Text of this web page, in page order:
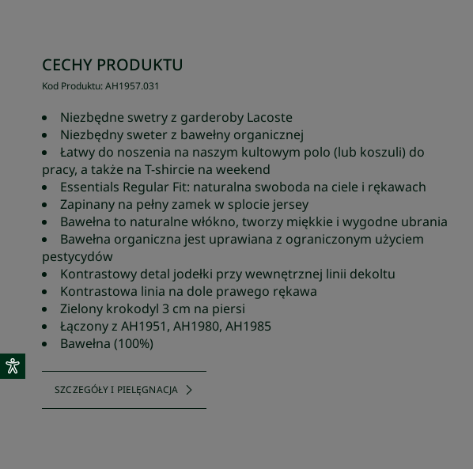
CECHY PRODUKTU
Kod Produktu:AH1957.031
Niezbędne swetry z garderoby Lacoste
Niezbędny sweter z bawełny organicznej
Łatwy do noszenia na naszym kultowym polo (lub koszuli) do
pracy, a także na T-shircie na weekend
Essentials Regular Fit: naturalna swoboda na ciele i rękawach
Zapinany na pełny zamek w splocie jersey
Bawełna to naturalne włókno, tworzy miękkie i wygodne ubrania
Bawełna organiczna jest uprawiana z ograniczonym użyciem
pestycydów
Kontrastowy detal jodełki przy wewnętrznej linii dekoltu
Kontrastowa linia na dole prawego rękawa
Zielony krokodyl 3 cm na piersi
Łączony z AH1951, AH1980, AH1985
Bawełna (100%)
SZCZEGÓŁY I PIELĘGNACJA